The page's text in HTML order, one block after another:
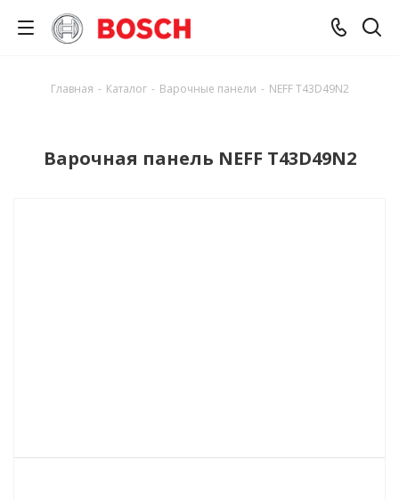
Главная - Каталог - Варочные панели - NEFF T43D49N2
Варочная панель NEFF T43D49N2